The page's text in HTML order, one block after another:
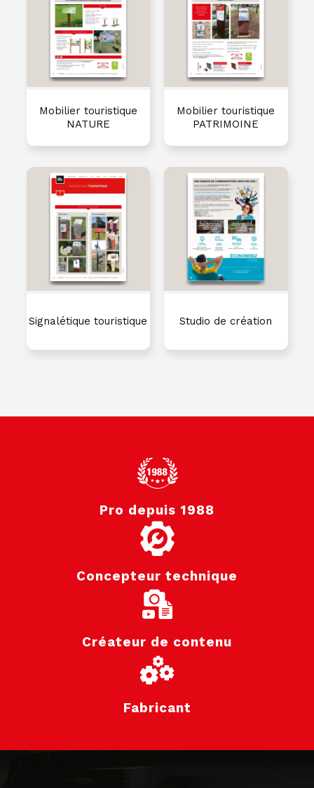
Mobilier touristique
NATURE
Mobilier touristique
PATRIMOINE
Signalétique touristique Studio de création
Pro depuis 1988
Concepteur technique
Créateur de contenu
Fabricant